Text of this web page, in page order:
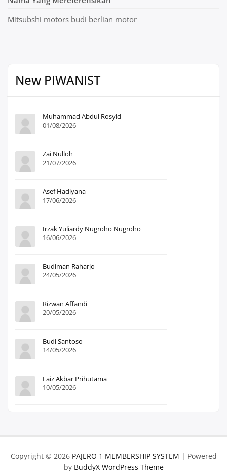
Mitsubshi motors budi berlian motor
New PIWANIST
Muhammad Abdul Rosyid
01/08/2026
Zai Nulloh
21/07/2026
Asef Hadiyana
17/06/2026
Irzak Yuliardy Nugroho Nugroho
16/06/2026
Budiman Raharjo
24/05/2026
Rizwan Affandi
20/05/2026
Budi Santoso
14/05/2026
Faiz Akbar Prihutama
10/05/2026
Copyright © 2026 PAJERO 1 MEMBERSHIP SYSTEM | Powered
by BuddyX WordPress Theme